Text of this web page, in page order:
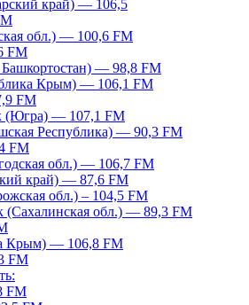
край) — 106,5
обл.) — 100,6 FM
FM
— 98,8 FM
Крым) — 106,1 FM
FM
(Югра) — 107,1 FM
Республика) — 90,3 FM
FM
обл.) — 106,7 FM
край) — 87,6 FM
обл.) – 104,5 FM
обл.) — 89,3 FM
Крым) — 106,8 FM
FM
FM